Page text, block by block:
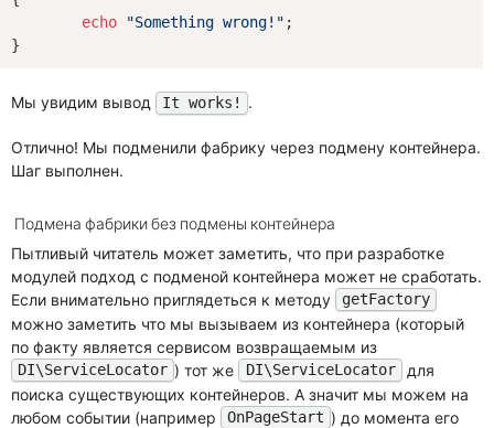
echo
"Something wrong!" ;
Мы увидим вывод It works! .
Отлично! Мы подменили фабрику через подмену контейнера.
Шаг выполнен.
Подмена фабрики без подмены контейнера
Пытливый читатель может заметить, что при разработке
модулей подход с подменой контейнера может не сработать.
Если внимательно приглядеться к методу
getFactory
можно заметить что мы вызываем из контейнера (который
по факту является сервисом возвращаемым из
DI\ServiceLocator ) тот же DI\ServiceLocator
для
поиска существующих контейнеров. А значит мы можем на
любом событии (например
OnPageStart ) до момента его